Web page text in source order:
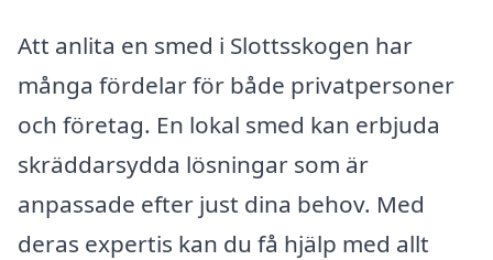
Att anlita en smed i Slottsskogen har
många fördelar för både privatpersoner
och företag. En lokal smed kan erbjuda
skräddarsydda lösningar som är
anpassade efter just dina behov. Med
deras expertis kan du få hjälp med allt